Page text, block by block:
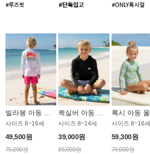
사이즈 8~16세
49,500원
75,000원
사이즈 8~14세
39,000원
65,000원
사이즈 8~16세
59,300원
79,000원